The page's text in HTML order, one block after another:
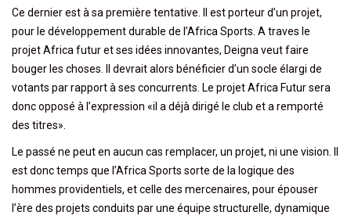
Ce dernier est à sa première tentative. Il est porteur d’un projet,
pour le développement durable de l’Africa Sports. A traves le
projet Africa futur et ses idées innovantes, Deigna veut faire
bouger les choses. Il devrait alors bénéficier d’un socle élargi de
votants par rapport à ses concurrents. Le projet Africa Futur sera
donc opposé à l’expression «il a déjà dirigé le club et a remporté
des titres».
Le passé ne peut en aucun cas remplacer, un projet, ni une vision. Il
est donc temps que l’Africa Sports sorte de la logique des
hommes providentiels, et celle des mercenaires, pour épouser
l’ère des projets conduits par une équipe structurelle, dynamique